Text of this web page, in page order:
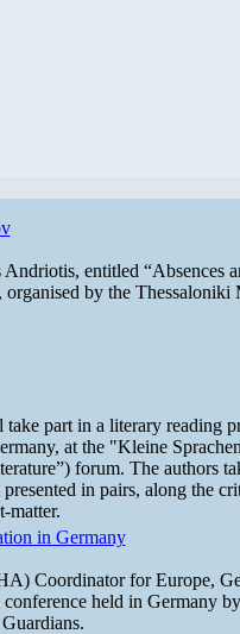
entitled “Absences
by the Thessaloniki
part in a literary reading
at the "Kleine
forum. The authors
in pairs, along the
matter.
in Germany
Coordinator for Europe,
held in Germany